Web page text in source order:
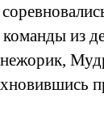
из